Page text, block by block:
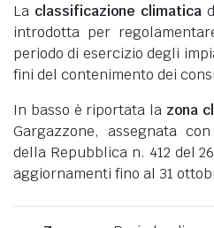
La classificazione climatica
introdotta per
periodo di esercizio degli
fini del contenimento dei
In basso è riportata la zona
Gargazzone, assegnata
della Repubblica n. 412 del
aggiornamenti fino al 31